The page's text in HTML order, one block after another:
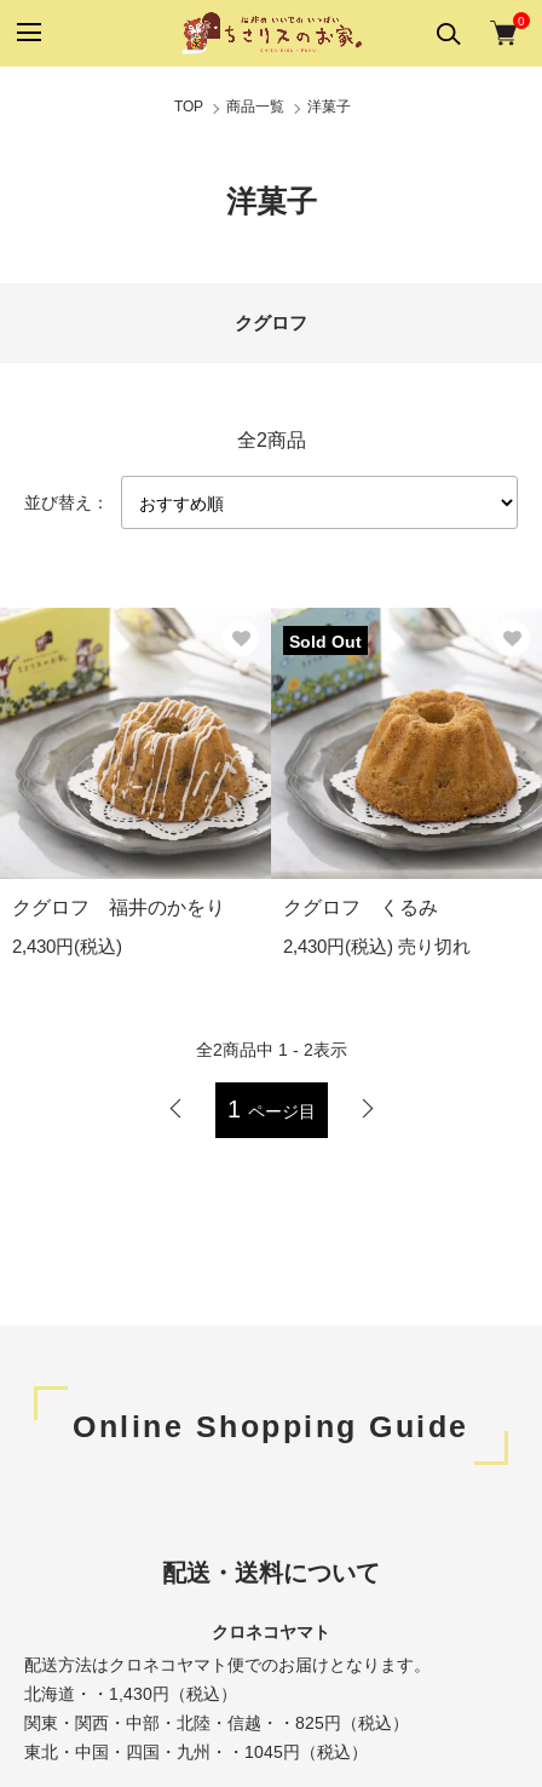
0
TOP 商品一覧 洋菓子
洋菓子
クグロフ
全2商品
並び替え：
クグロフ 福井のかをり
2,430円(税込)
Sold Out
クグロフ くるみ
2,430円(税込) 売り切れ
全2商品中 1 - 2表示
1 ページ目
Online Shopping Guide
配送・送料について
クロネコヤマト
配送方法はクロネコヤマト便でのお届けとなります。
北海道・・1,430円（税込）
関東・関西・中部・北陸・信越・・825円（税込）
東北・中国・四国・九州・・1045円（税込）